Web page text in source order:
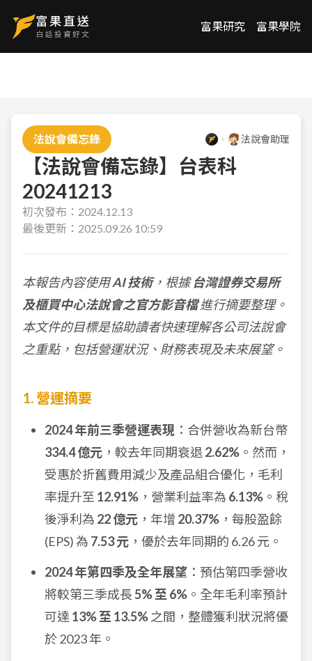
富果研究 富果學院
法說會備忘錄 法說會助理
【法說會備忘錄】台表科
20241213
初次發布： 2024.12.13
最後更新： 2025.09.26 10:59
本報告內容使用AI 技術，根據台灣證券交易所
及櫃買中心法說會之官方影音檔進行摘要整理。
本文件的目標是協助讀者快速理解各公司法說會
之重點，包括營運狀況、財務表現及未來展望。
1. 營運摘要
2024 年前三季營運表現 ：合併營收為新台幣
334.4 億元 ，較去年同期衰退 2.62% 。然而，
受惠於折舊費用減少及產品組合優化，毛利
率提升至 12.91% ，營業利益率為 6.13% 。稅
後淨利為 22 億元 ，年增 20.37% ，每股盈餘
(EPS) 為 7.53 元 ，優於去年同期的 6.26 元。
2024 年第四季及全年展望 ：預估第四季營收
將較第三季成長5% 至 6% 。全年毛利率預計
可達 13% 至 13.5%之間，整體獲利狀況將優
於 2023 年。